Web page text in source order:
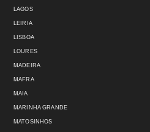
LAGOS
LEIRIA
LISBOA
LOURES
MADEIRA
MAFRA
MAIA
MARINHA GRANDE
MATOSINHOS